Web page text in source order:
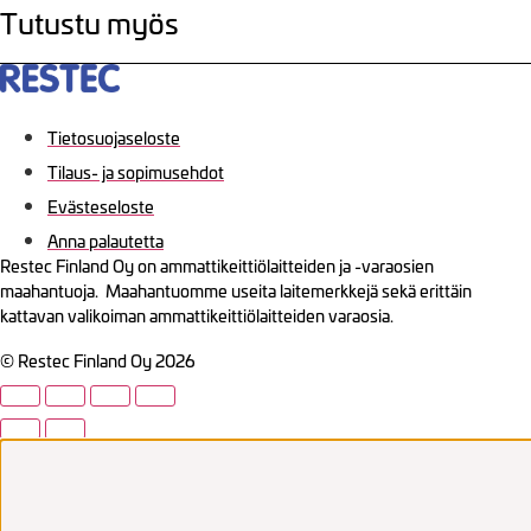
Tutustu myös
Tietosuojaseloste
Tilaus- ja sopimusehdot
Evästeseloste
Anna palautetta
Restec Finland Oy on ammattikeittiölaitteiden ja -varaosien
maahantuoja. Maahantuomme useita laitemerkkejä sekä erittäin
kattavan valikoiman ammattikeittiölaitteiden varaosia.
© Restec Finland Oy 2026